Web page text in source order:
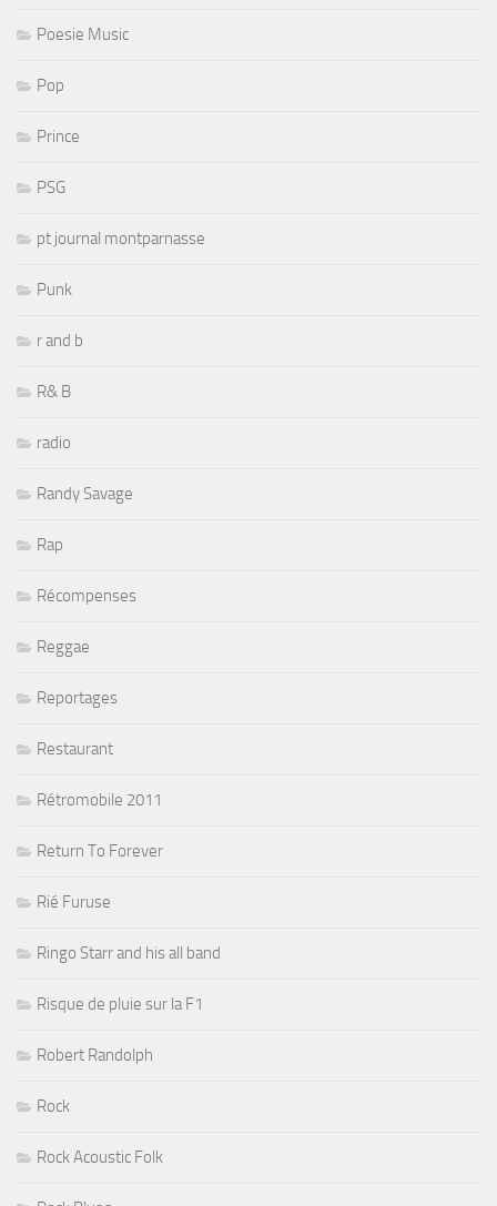
Poesie Music
Pop
Prince
PSG
pt journal montparnasse
Punk
r and b
R& B
radio
Randy Savage
Rap
Récompenses
Reggae
Reportages
Restaurant
Rétromobile 2011
Return To Forever
Rié Furuse
Ringo Starr and his all band
Risque de pluie sur la F1
Robert Randolph
Rock
Rock Acoustic Folk